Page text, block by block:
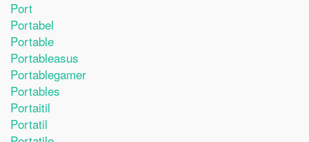
Port
Portabel
Portable
Portableasus
Portablegamer
Portables
Portaitil
Portatil